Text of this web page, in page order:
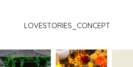
LOVESTORIES_CONCEPT